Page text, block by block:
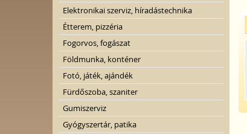
Elektronikai szerviz, híradástechnika
Étterem, pizzéria
Fogorvos, fogászat
Földmunka, konténer
Fotó, játék, ajándék
Fürdőszoba, szaniter
Gumiszerviz
Gyógyszertár, patika